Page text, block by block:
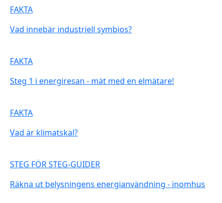
FAKTA
Vad innebär industriell symbios?
FAKTA
Steg 1 i energiresan - mät med en elmätare!
FAKTA
Vad är klimatskal?
STEG FÖR STEG-GUIDER
Räkna ut belysningens energianvändning - inomhus